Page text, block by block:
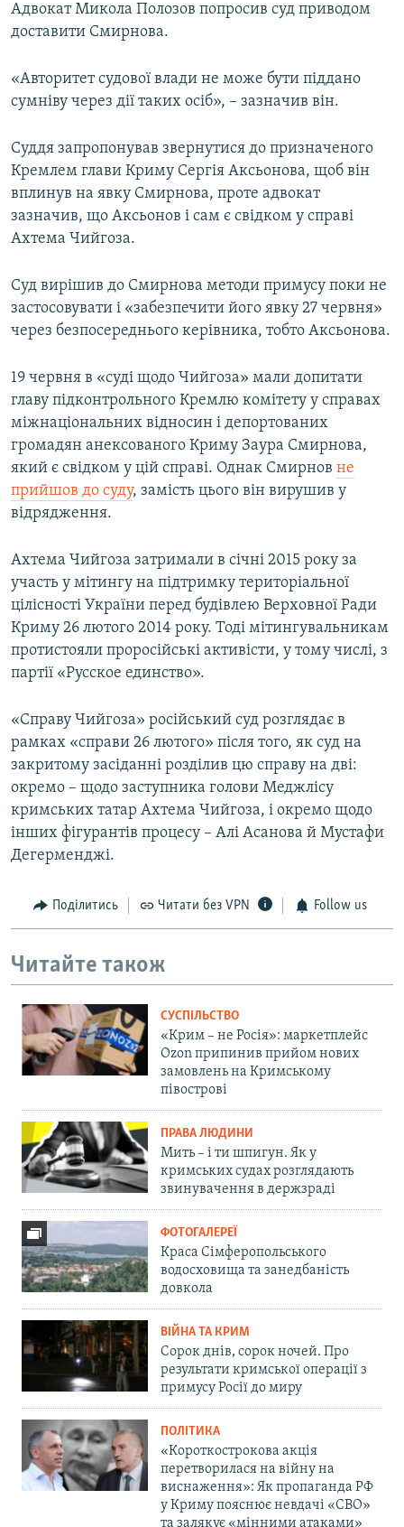
Адвокат Микола Полозов попросив суд приводом
доставити Смирнова.
«Авторитет судової влади не може бути піддано
сумніву через дії таких осіб», – зазначив він.
Суддя запропонував звернутися до призначеного
Кремлем глави Криму Сергія Аксьонова, щоб він
вплинув на явку Смирнова, проте адвокат
зазначив, що Аксьонов і сам є свідком у справі
Ахтема Чийгоза.
Суд вирішив до Смирнова методи примусу поки не
застосовувати і «забезпечити його явку 27 червня»
через безпосереднього керівника, тобто Аксьонова.
19 червня в «суді щодо Чийгоза» мали допитати
главу підконтрольного Кремлю комітету у справах
міжнаціональних відносин і депортованих
громадян анексованого Криму Заура Смирнова,
який є свідком у цій справі. Однак Смирнов не
прийшов до суду, замість цього він вирушив у
відрядження.
Ахтема Чийгоза затримали в січні 2015 року за
участь у мітингу на підтримку територіальної
цілісності України перед будівлею Верховної Ради
Криму 26 лютого 2014 року. Тоді мітингувальникам
протистояли проросійські активісти, у тому числі, з
партії «Русское единство».
«Справу Чийгоза» російський суд розглядає в
рамках «справи 26 лютого» після того, як суд на
закритому засіданні розділив цю справу на дві:
окремо – щодо заступника голови Меджлісу
кримських татар Ахтема Чийгоза, і окремо щодо
інших фігурантів процесу – Алі Асанова й Мустафи
Дегерменджі.
Поділитись Читати без VPN Follow us
Читайте також
СУСПІЛЬСТВО
«Крим – не Росія»: маркетплейс
Ozon припинив прийом нових
замовлень на Кримському
півострові
ПРАВА ЛЮДИНИ
Мить – і ти шпигун. Як у
кримських судах розглядають
звинувачення в держзраді
ФОТОГАЛЕРЕЇ
Краса Сімферопольського
водосховища та занедбаність
довкола
ВІЙНА ТА КРИМ
Сорок днів, сорок ночей. Про
результати кримської операції з
примусу Росії до миру
ПОЛІТИКА
«Короткострокова акція
перетворилася на війну на
виснаження»: Як пропаганда РФ
у Криму пояснює невдачі «СВО»
та залякує «мінними атаками»